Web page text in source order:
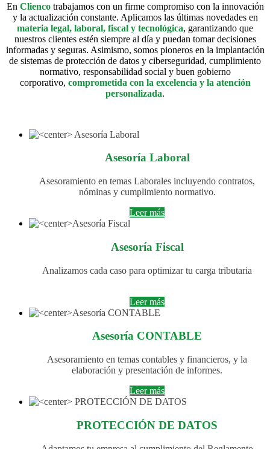
En Cliencotrabajamos con un firme compromiso con la innovación
y la actualización constante. Aplicamos las últimas novedades en
materia legal, laboral, fiscal y tecnológica, garantizando que
nuestros clientes estén siempre al día y puedan tomar decisiones
informadas y seguras. Asimismo, somos pioneros en la implantación
de sistemas de protección de datos y ciberseguridad, cumplimiento
normativo, responsabilidad social y buen gobierno
corporativo, comprometida con la excelencia y la atención
personalizada.
Asesoría Laboral
Asesoramiento en temas Laborales incluyendo contratos,
nóminas y cumplimiento normativo.
Leer más
Asesoría Fiscal
Analizamos cada caso para optimizar tu carga tributaria
Leer más
Asesoría CONTABLE
Asesoramiento en temas contables y financieros, y la
elaboración y presentación de informes.
Leer más
PROTECCIÓN DE DATOS